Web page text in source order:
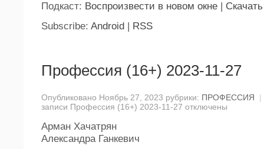
Подкаст: Воспроизвести в новом окне | Скачать
Subscribe: Android | RSS
Профессия (16+) 2023-11-27
Опубликовано Ноябрь 27, 2023 рубрики: ПРОФЕССИЯ
|
записи Профессия (16+) 2023-11-27 отключены
Арман Хачатрян
Александра Ганкевич